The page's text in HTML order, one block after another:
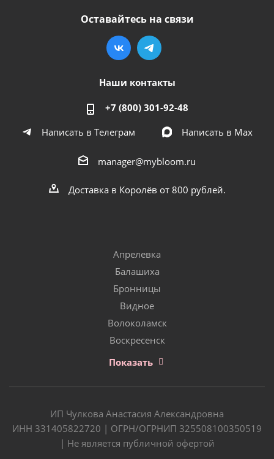
Оставайтесь на связи
Наши контакты
+7 (800) 301-92-48
Написать в Телеграм
Написать в Мах
manager@mybloom.ru
Доставка в Королёв от 800 рублей.
Апрелевка
Балашиха
Бронницы
Видное
Волоколамск
Воскресенск
Показать
ИП Чулкова Анастасия Александровна
ИНН 331405822720 | ОГРН/ОГРНИП 325508100350519
| Не является публичной офертой